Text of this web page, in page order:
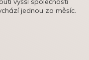
jednou za měsíc.